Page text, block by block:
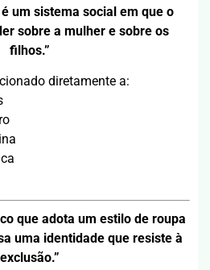
um sistema social em que o
sobre a mulher e sobre os
filhos.”
diretamente a:
que adota um estilo de roupa
uma identidade que resiste à
exclusão.”